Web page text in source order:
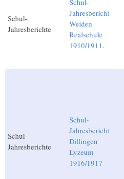
Schul-
Jahresberichte
Schul-
Jahresbericht
Weiden
Realschule
1910/1911.
Schul-
Jahresberichte
Schul-
Jahresbericht
Dillingen
Lyzeum
1916/1917